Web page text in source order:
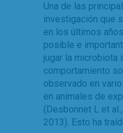
Una de las
investigación que
en los últimos
posible e
jugar la microbiota
comportamiento
observado en
en animales de
(Desbonnet L et
2013). Esto ha